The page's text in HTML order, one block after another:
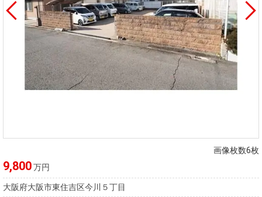
画像枚数6枚
9,800万円
大阪府大阪市東住吉区今川５丁目